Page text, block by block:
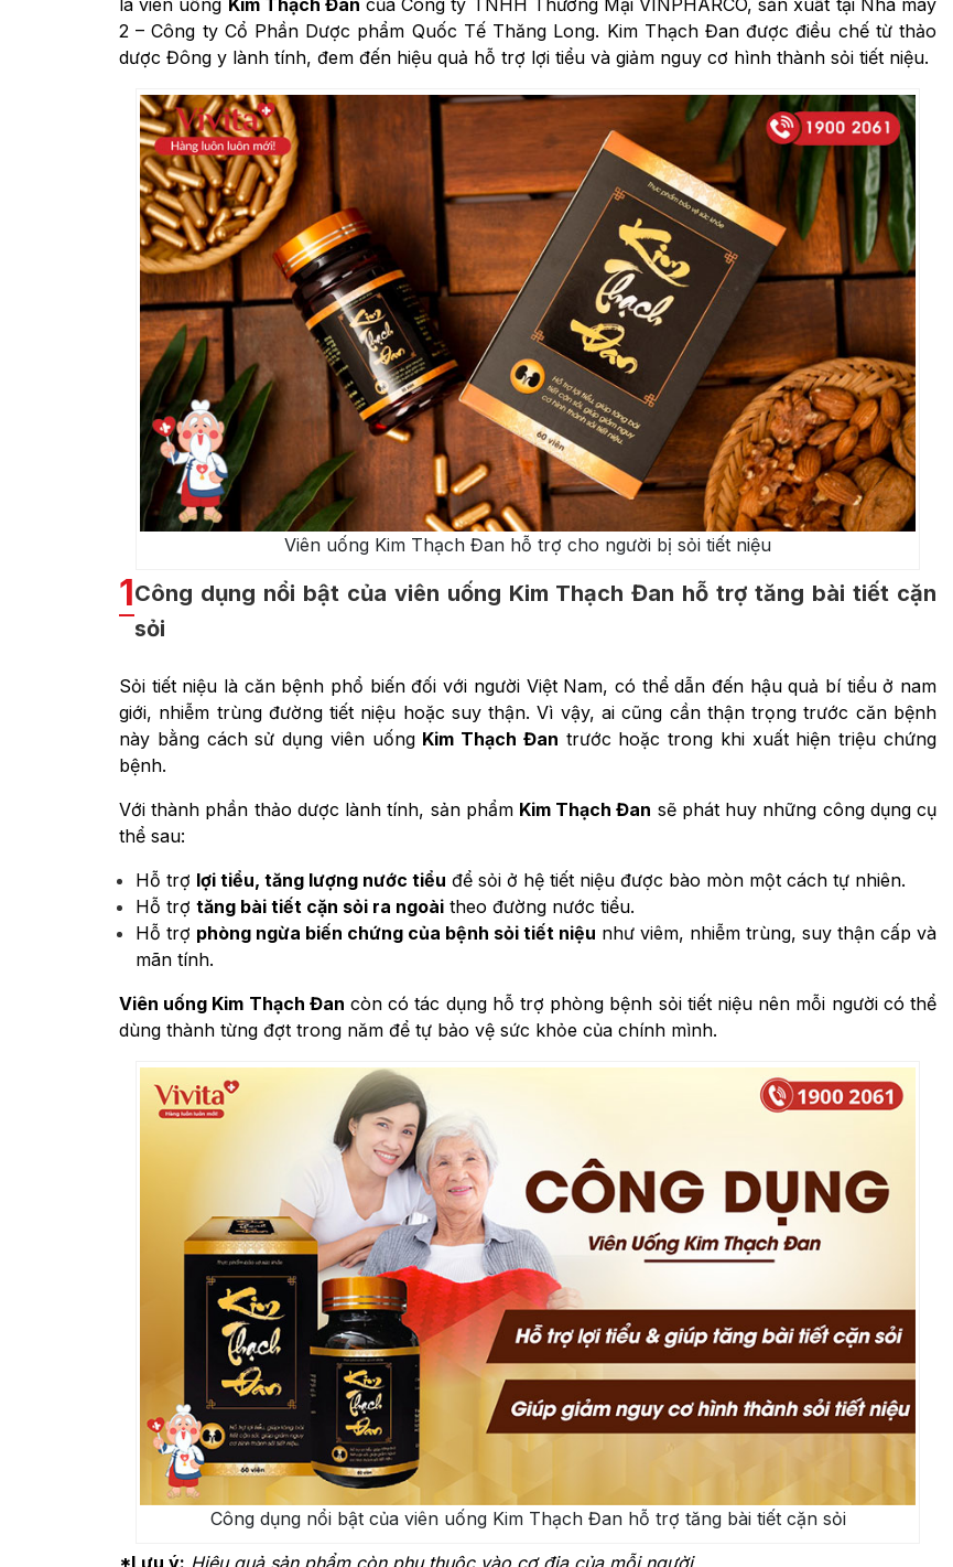
là viên uống Kim Thạch Đan của Công ty TNHH Thương Mại VINPHARCO, sản xuất tại Nhà máy
2 – Công ty Cổ Phần Dược phẩm Quốc Tế Thăng Long. Kim Thạch Đan được điều chế từ thảo
dược Đông y lành tính, đem đến hiệu quả hỗ trợ lợi tiểu và giảm nguy cơ hình thành sỏi tiết niệu.
Viên uống Kim Thạch Đan hỗ trợ cho người bị sỏi tiết niệu
1Công dụng nổi bật của viên uống Kim Thạch Đan hỗ trợ tăng bài tiết cặn
sỏi
Sỏi tiết niệu là căn bệnh phổ biến đối với người Việt Nam, có thể dẫn đến hậu quả bí tiểu ở nam
giới, nhiễm trùng đường tiết niệu hoặc suy thận. Vì vậy, ai cũng cần thận trọng trước căn bệnh
này bằng cách sử dụng viên uống Kim Thạch Đan trước hoặc trong khi xuất hiện triệu chứng
bệnh.
Với thành phần thảo dược lành tính, sản phẩm Kim Thạch Đan sẽ phát huy những công dụng cụ
thể sau:
Hỗ trợ lợi tiểu, tăng lượng nước tiểu để sỏi ở hệ tiết niệu được bào mòn một cách tự nhiên.
Hỗ trợ tăng bài tiết cặn sỏi ra ngoài theo đường nước tiểu.
Hỗ trợ phòng ngừa biến chứng của bệnh sỏi tiết niệu như viêm, nhiễm trùng, suy thận cấp và
mãn tính.
Viên uống Kim Thạch Đan còn có tác dụng hỗ trợ phòng bệnh sỏi tiết niệu nên mỗi người có thể
dùng thành từng đợt trong năm để tự bảo vệ sức khỏe của chính mình.
Công dụng nổi bật của viên uống Kim Thạch Đan hỗ trợ tăng bài tiết cặn sỏi
*Lưu ý: Hiệu quả sản phẩm còn phụ thuộc vào cơ địa của mỗi người.